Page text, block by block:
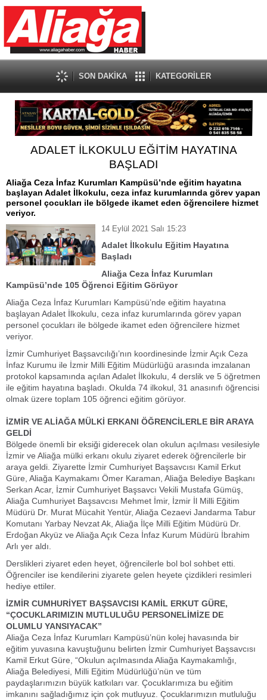
SON DAKİKA KATEGORİLER
ADALET İLKOKULU EĞİTİM HAYATINA
BAŞLADI
Aliağa Ceza İnfaz Kurumları Kampüsü’nde eğitim hayatına
başlayan Adalet İlkokulu, ceza infaz kurumlarında görev yapan
personel çocukları ile bölgede ikamet eden öğrencilere hizmet
veriyor.
14 Eylül 2021 Salı 15:23
Adalet İlkokulu Eğitim Hayatına
Başladı
Aliağa Ceza İnfaz Kurumları
Kampüsü’nde 105 Öğrenci Eğitim Görüyor
Aliağa Ceza İnfaz Kurumları Kampüsü’nde eğitim hayatına
başlayan Adalet İlkokulu, ceza infaz kurumlarında görev yapan
personel çocukları ile bölgede ikamet eden öğrencilere hizmet
veriyor.
İzmir Cumhuriyet Başsavcılığı’nın koordinesinde İzmir Açık Ceza
İnfaz Kurumu ile İzmir Milli Eğitim Müdürlüğü arasında imzalanan
protokol kapsamında açılan Adalet İlkokulu, 4 derslik ve 5 öğretmen
ile eğitim hayatına başladı. Okulda 74 ilkokul, 31 anasınıfı öğrencisi
olmak üzere toplam 105 öğrenci eğitim görüyor.
İZMİR VE ALİAĞA MÜLKİ ERKANI ÖĞRENCİLERLE BİR ARAYA
GELDİ
Bölgede önemli bir eksiği giderecek olan okulun açılması vesilesiyle
İzmir ve Aliağa mülki erkanı okulu ziyaret ederek öğrencilerle bir
araya geldi. Ziyarette İzmir Cumhuriyet Başsavcısı Kamil Erkut
Güre, Aliağa Kaymakamı Ömer Karaman, Aliağa Belediye Başkanı
Serkan Acar, İzmir Cumhuriyet Başsavcı Vekili Mustafa Gümüş,
Aliağa Cumhuriyet Başsavcısı Mehmet İmir, İzmir İl Milli Eğitim
Müdürü Dr. Murat Mücahit Yentür, Aliağa Cezaevi Jandarma Tabur
Komutanı Yarbay Nevzat Ak, Aliağa İlçe Milli Eğitim Müdürü Dr.
Erdoğan Akyüz ve Aliağa Açık Ceza İnfaz Kurum Müdürü İbrahim
Arlı yer aldı.
Derslikleri ziyaret eden heyet, öğrencilerle bol bol sohbet etti.
Öğrenciler ise kendilerini ziyarete gelen heyete çizdikleri resimleri
hediye ettiler.
İZMİR CUMHURİYET BAŞSAVCISI KAMİL ERKUT GÜRE,
“ÇOCUKLARIMIZIN MUTLULUĞU PERSONELİMİZE DE
OLUMLU YANSIYACAK”
Aliağa Ceza İnfaz Kurumları Kampüsü’nün kolej havasında bir
eğitim yuvasına kavuştuğunu belirten İzmir Cumhuriyet Başsavcısı
Kamil Erkut Güre, “Okulun açılmasında Aliağa Kaymakamlığı,
Aliağa Belediyesi, Milli Eğitim Müdürlüğü’nün ve tüm
paydaşlarımızın büyük katkıları var. Çocuklarımıza bu eğitim
imkanını sağladığımız için çok mutluyuz. Çocuklarımızın mutluluğu